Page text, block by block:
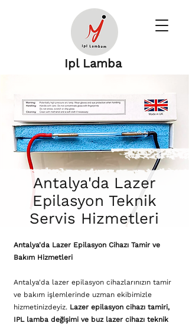
Ipl Lamba
Antalya'da Lazer
Epilasyon Teknik
Servis Hizmetleri
Antalya'da Lazer Epilasyon Cihazı Tamir ve
Bakım Hizmetleri
Antalya'da lazer epilasyon cihazlarınızın tamir
ve bakım işlemlerinde uzman ekibimizle
hizmetinizdeyiz. Lazer epilasyon cihazı tamiri,
IPL lamba değişimi ve buz lazer cihazı teknik